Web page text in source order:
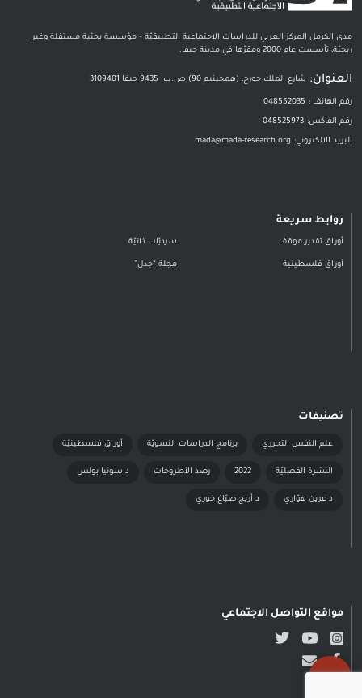
مدى الكرمل المركز العربي للدراسات الاجتماعية التطبيقيّة – مؤسسة بحثية مستقلة وغير
ربحيّة، تأسست عام 2000 ومقرّها في مدينة حيفا.
العنوان: شارع الملك جورج، (همجينيم 90) ص.ب. 9435 حيفا 3109401
رقم الهاتف : 048552035
رقم الفاكس: 048525973
البريد الالكتروني: mada@mada-research.org
روابط سريعة
أوراق تقدير موقف سرديّات ذاتيّة
أوراق فلسطينية مجلة “جدل”
تصنيفات
علم النفس التحرري برنامج الدراسات النسويّة أوراق فلسطينيّة
النشرة الفصليّة 2022 رصد الأطروحات د سونيا بولس
د عرين هوّاري د أريج صبّاغ خوري
مواقع التواصل الاجتماعي